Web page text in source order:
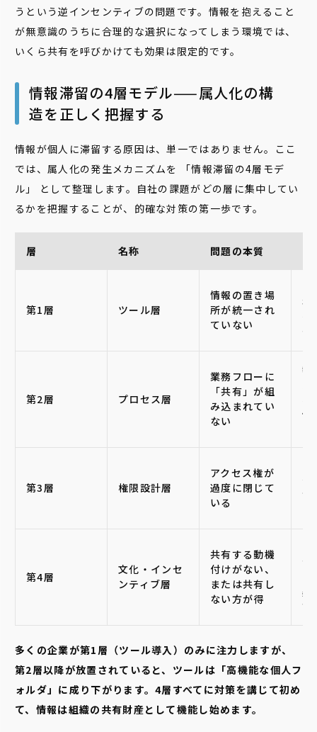
うという逆インセンティブの問題です。情報を抱えること
が無意識のうちに合理的な選択になってしまう環境では、
いくら共有を呼びかけても効果は限定的です。
情報滞留の4層モデル——属人化の構
造を正しく把握する
情報が個人に滞留する原因は、単一ではありません。ここ
では、属人化の発生メカニズムを 「情報滞留の4層モデ
ル」 として整理します。自社の課題がどの層に集中してい
るかを把握することが、的確な対策の第一歩です。
層 名称 問題の本質
第1層 ツール層
情報の置き場
所が統一され
ていない
存
が
第2層 プロセス層
業務フローに
「共有」が組
み込まれてい
ない
報
個
第3層 権限設計層
アクセス権が
過度に閉じて
いる
公
設
第4層
文化・インセ
ンティブ層
共有する動機
付けがない、
または共有し
ない方が得
が
黙
識
多くの企業が第1層（ツール導入）のみに注力しますが、
第2層以降が放置されていると、ツールは「高機能な個人フ
ォルダ」に成り下がります。4層すべてに対策を講じて初め
て、情報は組織の共有財産として機能し始めます。